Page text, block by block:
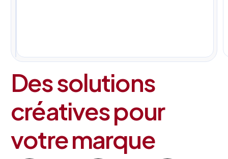
Des solutions
créatives pour
votre marque